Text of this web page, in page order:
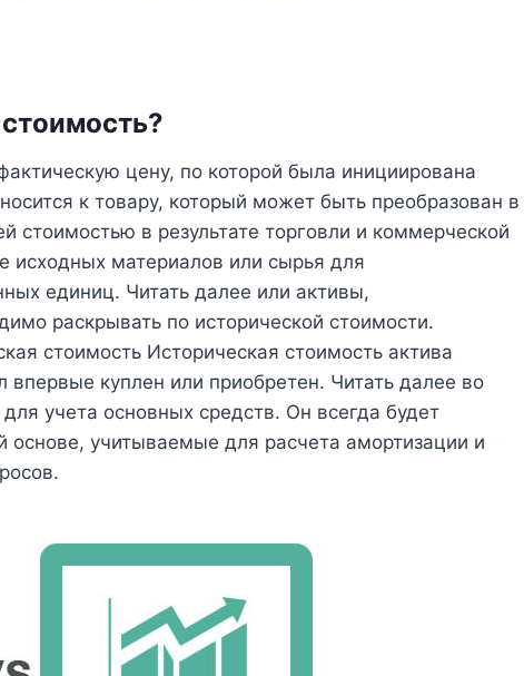
цену, по которой была инициирована
к товару, который может быть преобразован в
стоимостью в результате торговли и коммерческой
исходных материалов или сырья для
единиц. Читать далее или активы,
раскрывать по исторической стоимости.
стоимость Историческая стоимость актива
впервые куплен или приобретен. Читать далее во
учета основных средств. Он всегда будет
основе, учитываемые для расчета амортизации и